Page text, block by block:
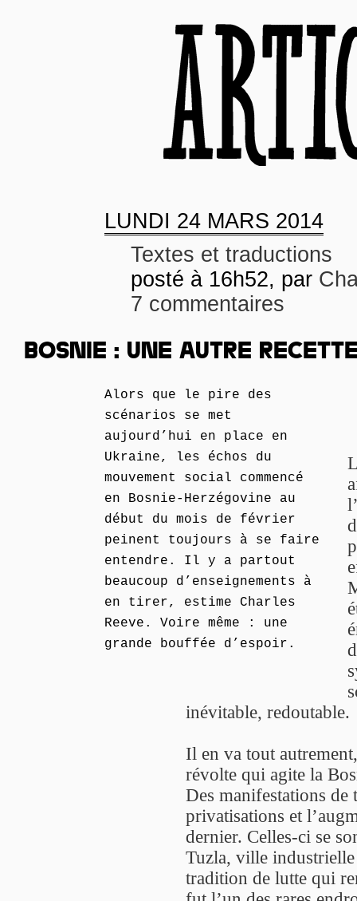
LUNDI 24 MARS 2014
Textes et traductions
posté à 16h52, par
7 commentaires
BOSNIE : UNE AUTRE
Alors que le pire des
scénarios se met
aujourd’hui en place en
Ukraine, les échos du
mouvement social commencé
en Bosnie-Herzégovine au
début du mois de février
peinent toujours à se faire
entendre. Il y a partout
beaucoup d’enseignements à
en tirer, estime Charles
Reeve. Voire même : une
grande bouffée d’espoir.
inévitable, redoutable.
Il en va tout
révolte qui agite la
Des manifestations de
privatisations et
dernier. Celles-ci se
Tuzla, ville industrielle
tradition de lutte qui